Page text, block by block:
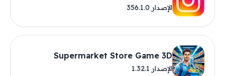
الإصدار 356.1.0
Supermarket Store Game 3D
الإصدار 1.32.1